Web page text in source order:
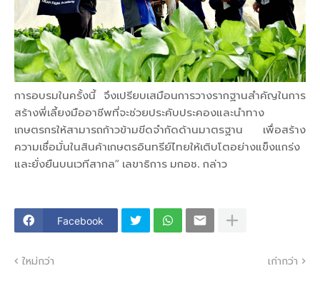
การอบรมในครั้งนี้ จึงเปรียบเสมือนการวางรากฐานสำคัญในการ
สร้างพี่เลี้ยงมืออาชีพที่จะช่วยประคับประคองและนำทาง
เกษตรกรให้สามารถก้าวข้ามขีดจำกัดด้านมาตรฐาน เพื่อสร้าง
ความเชื่อมั่นในสินค้าเกษตรอินทรีย์ไทยให้เติบโตอย่างแข็งแกร่ง
และยั่งยืนบนเวทีสากล” เลขาธิการ มกอช. กล่าว
Facebook
ใหม่กว่า เก่ากว่า